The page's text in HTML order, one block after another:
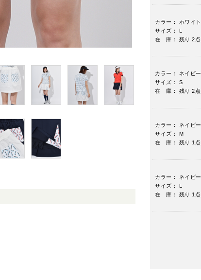
カラー： ホワイト
サイズ： L
在 庫： 残り 2点
カラー： ネイビー
サイズ： S
在 庫： 残り 2点
カラー： ネイビー
サイズ： M
在 庫： 残り 1点
カラー： ネイビー
サイズ： L
在 庫： 残り 1点